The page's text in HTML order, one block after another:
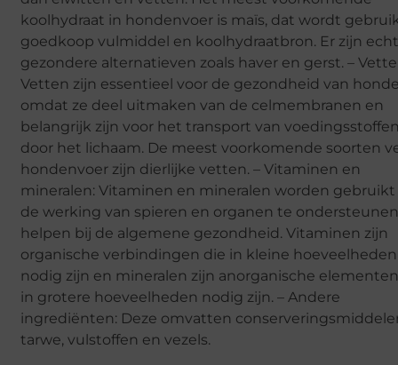
koolhydraat in hondenvoer is maïs, dat wordt
goedkoop vulmiddel en koolhydraatbron. Er zijn
gezondere alternatieven zoals haver en gerst. –
Vetten zijn essentieel voor de gezondheid van
omdat ze deel uitmaken van de celmembranen en
belangrijk zijn voor het transport van
door het lichaam. De meest voorkomende soorten
hondenvoer zijn dierlijke vetten. – Vitaminen en
mineralen: Vitaminen en mineralen worden
de werking van spieren en organen te
helpen bij de algemene gezondheid. Vitaminen zijn
organische verbindingen die in kleine hoeveelheden
nodig zijn en mineralen zijn anorganische
in grotere hoeveelheden nodig zijn. – Andere
ingrediënten: Deze omvatten
tarwe, vulstoffen en vezels.